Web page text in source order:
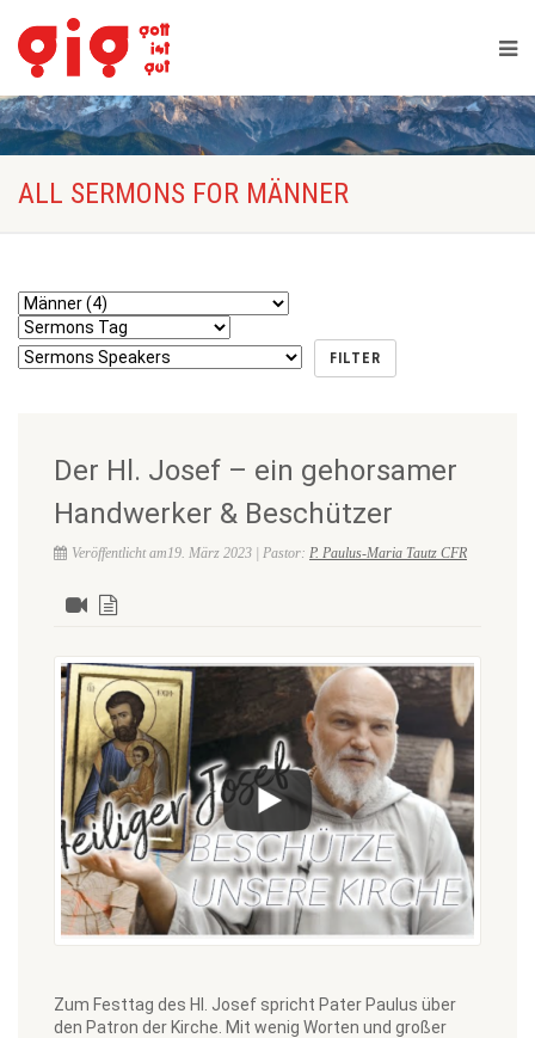
ALL SERMONS FOR MÄNNER
Der Hl. Josef – ein gehorsamer
Handwerker & Beschützer
Veröffentlicht am19. März 2023 | Pastor: P. Paulus-Maria Tautz CFR
Zum Festtag des Hl. Josef spricht Pater Paulus über
den Patron der Kirche. Mit wenig Worten und großer